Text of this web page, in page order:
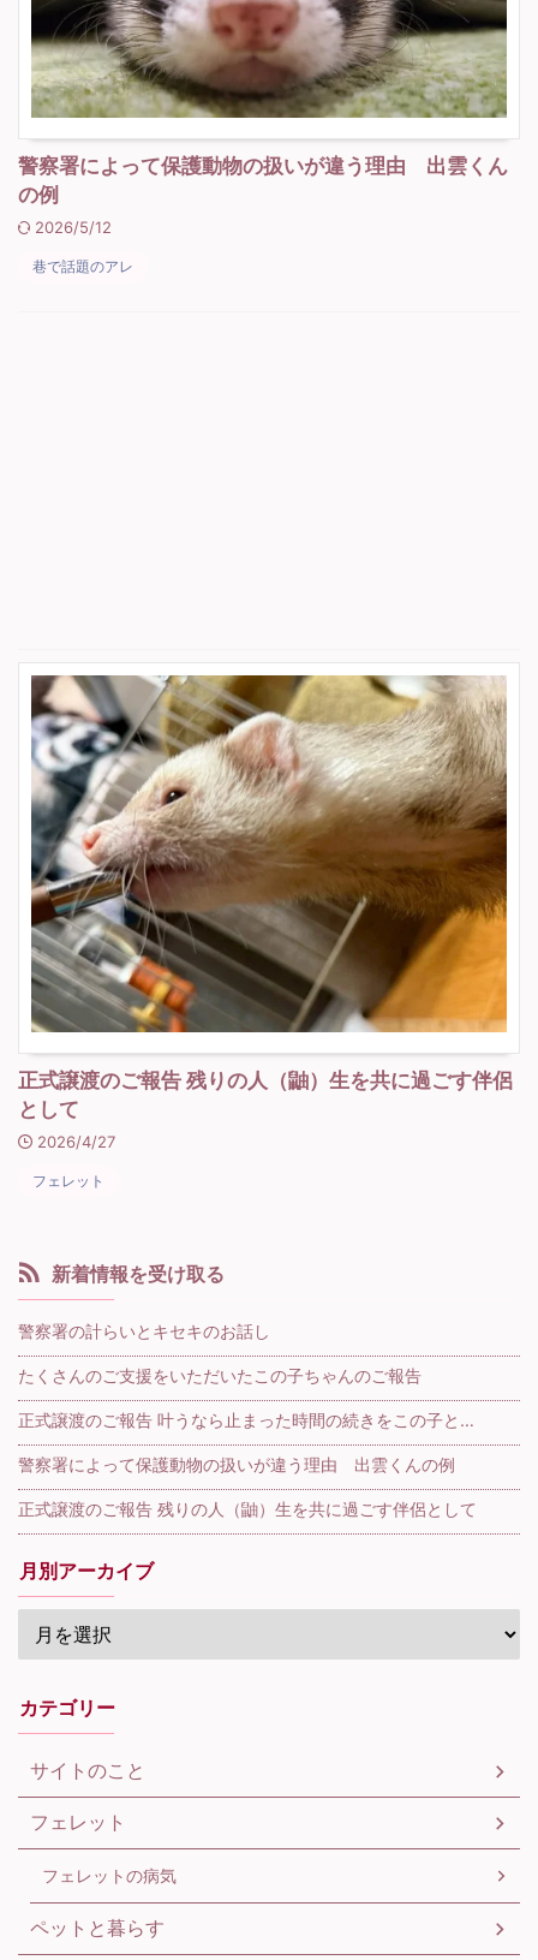
警察署によって保護動物の扱いが違う理由 出雲くん
の例
2026/5/12
巷で話題のアレ
正式譲渡のご報告 残りの人（鼬）生を共に過ごす伴侶
として
2026/4/27
フェレット
新着情報を受け取る
警察署の計らいとキセキのお話し
たくさんのご支援をいただいたこの子ちゃんのご報告
正式譲渡のご報告 叶うなら止まった時間の続きをこの子と…
警察署によって保護動物の扱いが違う理由 出雲くんの例
正式譲渡のご報告 残りの人（鼬）生を共に過ごす伴侶として
月別アーカイブ
カテゴリー
サイトのこと
フェレット
フェレットの病気
ペットと暮らす